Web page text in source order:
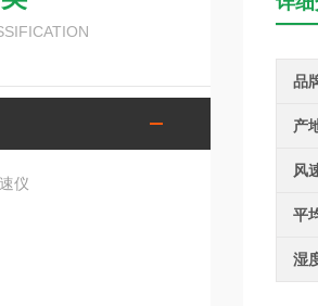
仪
品
产
风
平
湿